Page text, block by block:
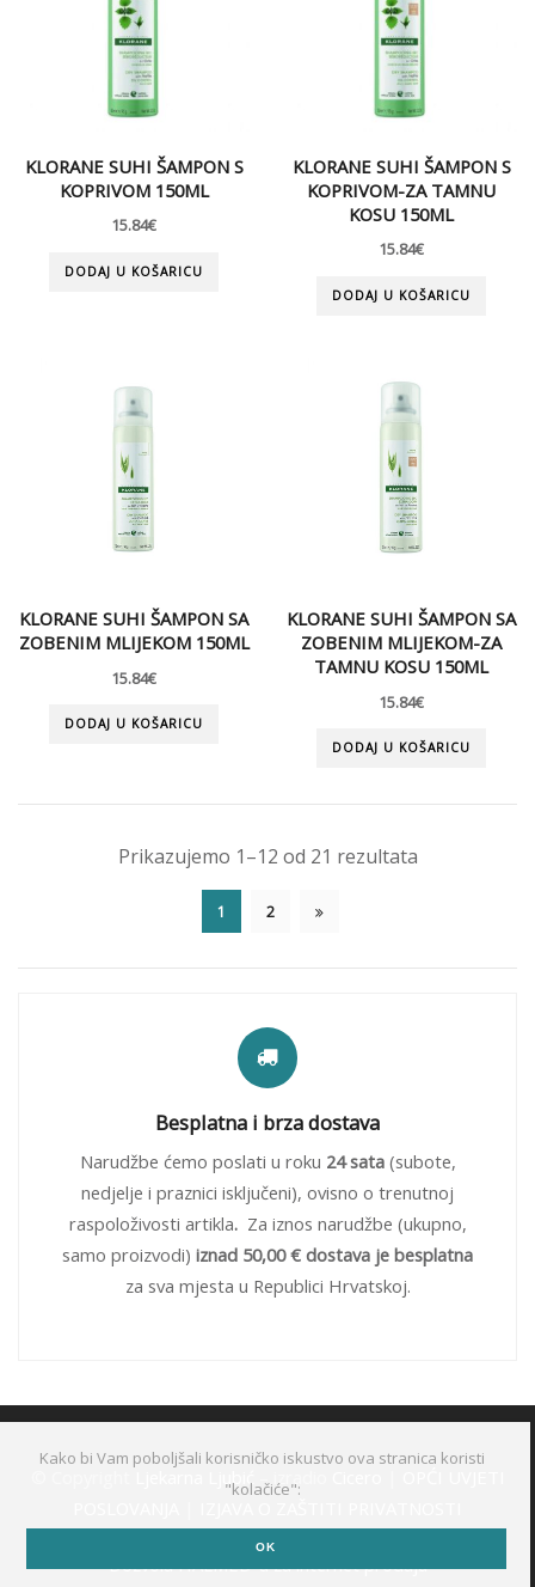
Kako bi Vam poboljšali korisničko iskustvo ova stranica koristi
"kolačiće":
OK
KLORANE SUHI ŠAMPON S
KOPRIVOM 150ML
15.84€
DODAJ U KOŠARICU
KLORANE SUHI ŠAMPON S
KOPRIVOM-ZA TAMNU
KOSU 150ML
15.84€
DODAJ U KOŠARICU
KLORANE SUHI ŠAMPON SA
ZOBENIM MLIJEKOM 150ML
15.84€
DODAJ U KOŠARICU
KLORANE SUHI ŠAMPON SA
ZOBENIM MLIJEKOM-ZA
TAMNU KOSU 150ML
15.84€
DODAJ U KOŠARICU
Prikazujemo 1–12 od 21 rezultata
1 2
Besplatna i brza dostava
Narudžbe ćemo poslati u roku 24 sata(subote,
nedjelje i praznici isključeni), ovisno o trenutnoj
raspoloživosti artikla.Za iznos narudžbe (ukupno,
samo proizvodi) iznad 50,00 € dostava je besplatna
za sva mjesta u Republici Hrvatskoj.
Dozvola HALMED-a za internet prodaju